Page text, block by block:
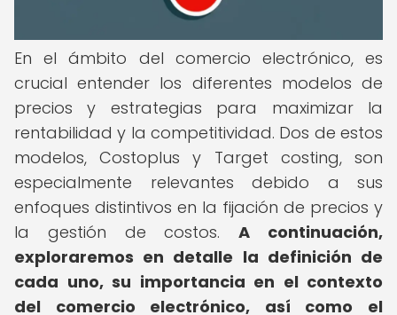
En el ámbito del comercio electrónico, es
crucial entender los diferentes modelos de
precios y estrategias para maximizar la
rentabilidad y la competitividad. Dos de estos
modelos, Costoplus y Target costing, son
especialmente relevantes debido a sus
enfoques distintivos en la fijación de precios y
la gestión de costos.A continuación,
exploraremos en detalle la definición de
cada uno, su importancia en el contexto
del comercio electrónico, así como el